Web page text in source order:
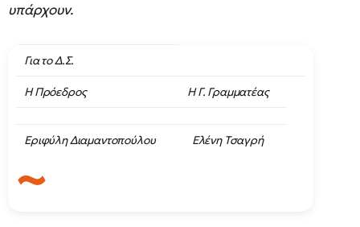
υπάρχουν.
Για το Δ.Σ.
Η Πρόεδρος Η Γ. Γραμματέας
Εριφύλη Διαμαντοπούλου Ελένη Τσαγρή